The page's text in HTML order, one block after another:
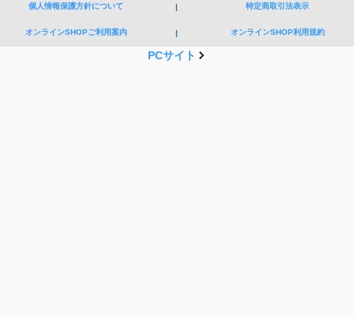
個人情報保護方針について | 特定商取引法表示
オンラインSHOPご利用案内 | オンラインSHOP利用規約
PCサイト